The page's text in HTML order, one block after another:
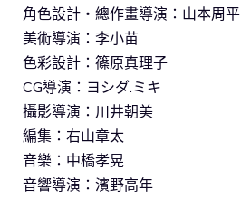
角色設計・總作畫導演：山本周平
美術導演：李小苗
色彩設計：篠原真理子
CG導演：ヨシダ.ミキ
攝影導演：川井朝美
編集：右山章太
音樂：中橋孝晃
音響導演：濱野高年